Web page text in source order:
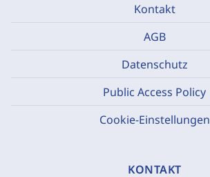
Kontakt
AGB
Datenschutz
Public Access Policy
Cookie-Einstellungen
KONTAKT